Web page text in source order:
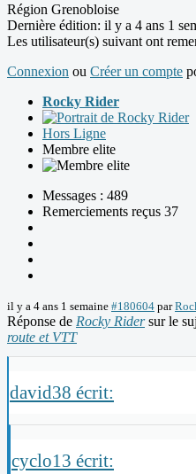
Région Grenobloise
Dernière édition: il y a 4 ans 1
Les utilisateur(s) suivant ont
Connexion ou Créer un compte
Rocky Rider
Hors Ligne
Membre elite
Messages : 489
Remerciements reçus 37
il y a 4 ans 1 semaine #180604 par
Réponse de Rocky Ridersur le
route et VTT
david38 écrit:
cyclo13 écrit: